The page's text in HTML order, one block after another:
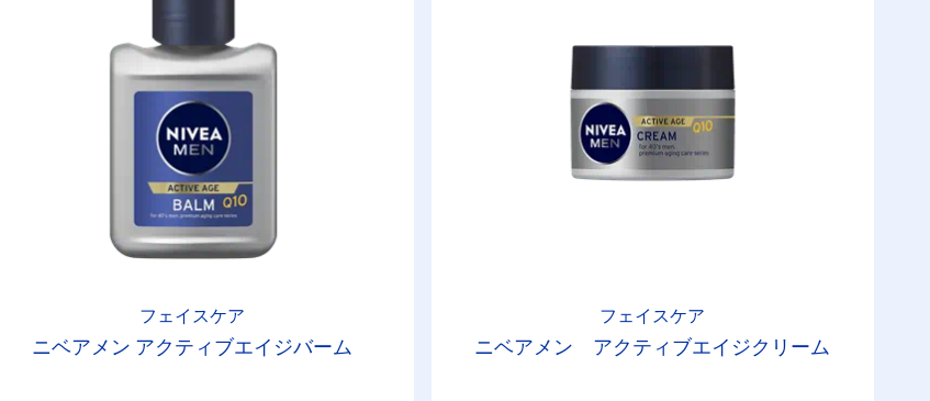
フェイスケア
ニベアメン アクティブエイジバーム
フェイスケア
ニベアメン アクティブエイジクリーム